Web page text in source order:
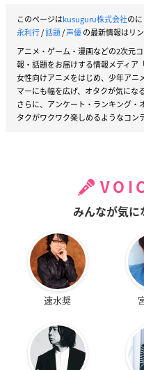
このページはkusuguru株式会社の
永利行/話題/声優の最新情報はリ
アニメ・ゲーム・漫画などの2次元
報・話題をお届けする情報メディア
女性向けアニメをはじめ、少年アニ
マーにも幅を広げ、オタクが気にな
さらに、アンケート・ランキング・
タクがワクワク楽しめるようなコン
みんなが気に
速水奨